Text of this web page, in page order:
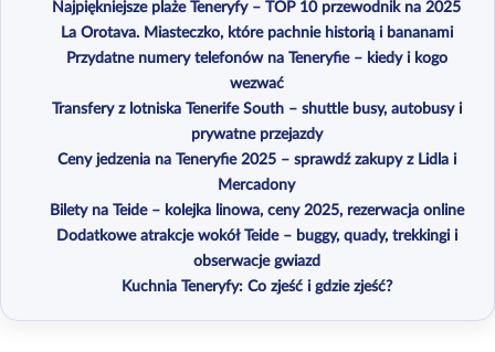
Najpiękniejsze plaże Teneryfy – TOP 10 przewodnik na 2025
La Orotava. Miasteczko, które pachnie historią i bananami
Przydatne numery telefonów na Teneryfie – kiedy i kogo
wezwać
Transfery z lotniska Tenerife South – shuttle busy, autobusy i
prywatne przejazdy
Ceny jedzenia na Teneryfie 2025 – sprawdź zakupy z Lidla i
Mercadony
Bilety na Teide – kolejka linowa, ceny 2025, rezerwacja online
Dodatkowe atrakcje wokół Teide – buggy, quady, trekkingi i
obserwacje gwiazd
Kuchnia Teneryfy: Co zjeść i gdzie zjeść?